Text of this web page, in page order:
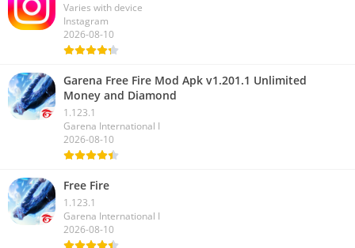
Varies with device
Instagram
2026-08-10
Garena Free Fire Mod Apk v1.201.1 Unlimited
Money and Diamond
1.123.1
Garena International I
2026-08-10
Free Fire
1.123.1
Garena International I
2026-08-10